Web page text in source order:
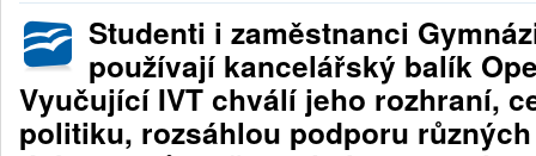
Studenti i zaměstnanci
používají kancelářský balík
Vyučující IVT chválí jeho rozhraní,
politiku, rozsáhlou podporu